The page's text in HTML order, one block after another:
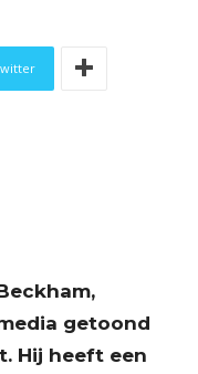
getoond
Hij heeft een